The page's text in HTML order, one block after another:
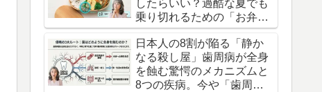
したらいい？過酷な夏でも
乗り切れるための「お弁当
の防衛術」3つの知恵
日本人の8割が陥る「静か
なる殺し屋」歯周病が全身
を蝕む驚愕のメカニズムと
8つの疾病。今や「歯周病